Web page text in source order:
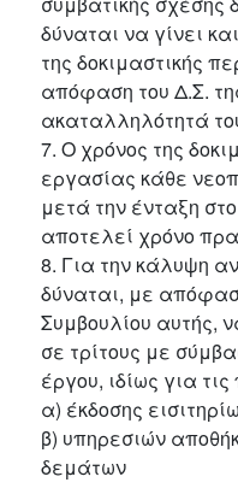
δύναται να γίνει
της δοκιμαστικής
απόφαση του Δ.Σ.
ακαταλληλότητά
7. Ο χρόνος της
εργασίας κάθε
μετά την ένταξη
αποτελεί χρόνο
8. Για την κάλυψη
δύναται, με
Συμβουλίου αυτής,
σε τρίτους με
έργου, ιδίως για
α) έκδοσης
β) υπηρεσιών
δεμάτων